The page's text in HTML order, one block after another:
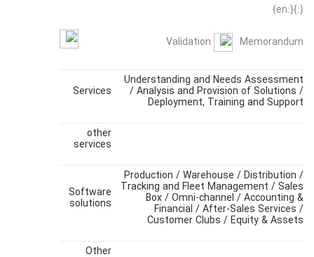
{:}{:en}
Validation Memorandum
Services
Understanding and Needs Assessment
/ Analysis and Provision of Solutions /
Deployment, Training and Support
other
services
Software
solutions
Production / Warehouse / Distribution /
Tracking and Fleet Management / Sales
Box / Omni-channel / Accounting &
Financial / After-Sales Services /
Customer Clubs / Equity & Assets
Other